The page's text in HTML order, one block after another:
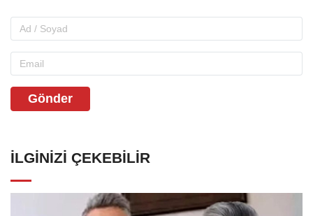
Gönder
İLGINIZI ÇEKEBILIR